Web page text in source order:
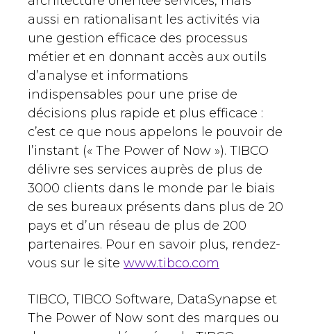
aussi en rationalisant les activités via
une gestion efficace des processus
métier et en donnant accès aux outils
d’analyse et informations
indispensables pour une prise de
décisions plus rapide et plus efficace :
c’est ce que nous appelons le pouvoir de
l’instant (« The Power of Now »). TIBCO
délivre ses services auprès de plus de
3000 clients dans le monde par le biais
de ses bureaux présents dans plus de 20
pays et d’un réseau de plus de 200
partenaires. Pour en savoir plus, rendez-
vous sur le site www.tibco.com
TIBCO, TIBCO Software, DataSynapse et
The Power of Now sont des marques ou